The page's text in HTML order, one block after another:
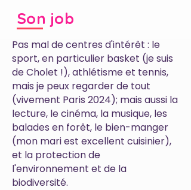
Son job
Pas mal de centres d'intérêt : le
sport, en particulier basket (je suis
de Cholet !), athlétisme et tennis,
mais je peux regarder de tout
(vivement Paris 2024); mais aussi la
lecture, le cinéma, la musique, les
balades en forêt, le bien-manger
(mon mari est excellent cuisinier),
et la protection de
l'environnement et de la
biodiversité.